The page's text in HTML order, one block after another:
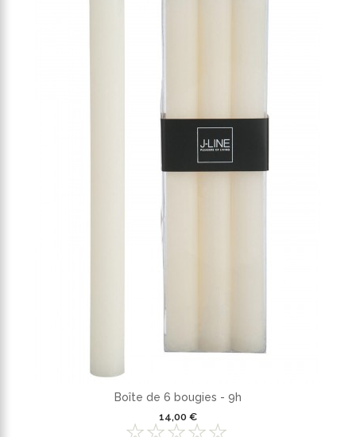
Boîte de 6 bougies - 9h
14,00 €